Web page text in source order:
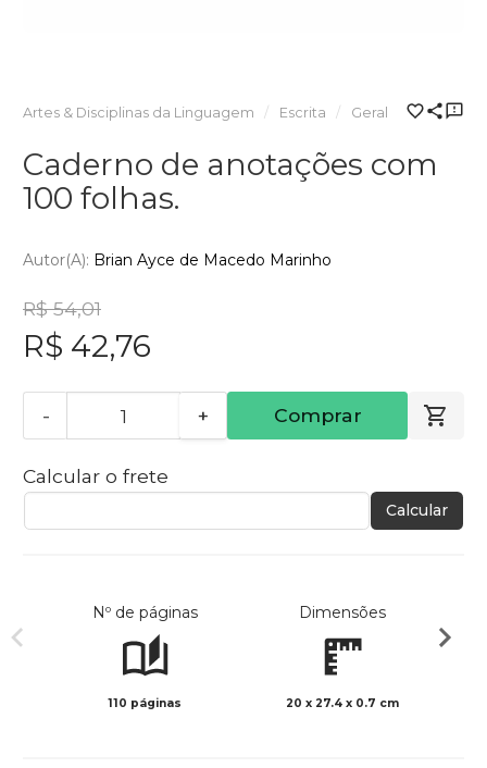
Artes & Disciplinas da Linguagem Escrita Geral
Caderno de anotações com
100 folhas.
Autor(a): Brian Ayce de Macedo Marinho
R$ 54,01
R$ 42,76
- + Comprar
Calcular o frete
Calcular
Nº de páginas
110 páginas
Dimensões
20 x 27.4 x 0.7 cm